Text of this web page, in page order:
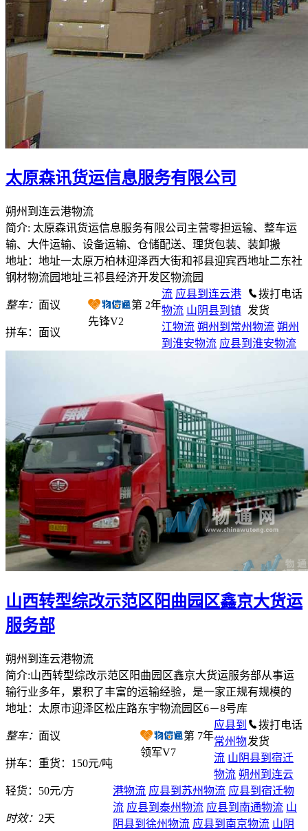
太原森讯货运信息服务有限公司
朔州到连云港物流
简介: 太原森讯货运信息服务有限公司主营零担运输、整车运
输、大件运输、设备运输、仓储配送、理货包装、装卸搬
地址：地址一太原万柏林迎泽西大街和祁县迎宾西地址二东社
钢材物流园地址三祁县经济开发区物流园
整车： 面议
拼车： 面议
第 2年
先锋V2
拨打电话
发货
山西转型综改示范区阳曲园区鑫京大货运
服务部
朔州到连云港物流
简介:山西转型综改示范区阳曲园区鑫京大货运服务部从事运
输行业多年，累积了丰富的运输经验，是一家正规有规模的
地址：太原市迎泽区松庄路东宇物流园区6－8号库
整车： 面议
拼车： 重货：150元/吨
轻货： 50元/方
时效： 2天
第 7年
领军V7
拨打电话
发货
流 应县到连云港
物流 山阴县到镇
江物流 朔州到常州物流 朔州
到淮安物流 应县到淮安物流
应县到
常州物
流 山阴县到宿迁
物流 朔州到连云
港物流 应县到苏州物流 应县到宿迁物
流 应县到泰州物流 应县到南通物流 山
阴县到徐州物流 应县到南京物流 山阴